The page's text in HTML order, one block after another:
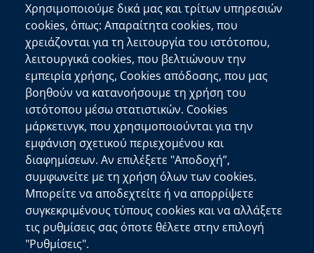
Επικοινωνία
Αποκεντρωμένη Διοίκηση Κρήτης
Πλατεία Κουντουριώτη 71202 Ηράκλειο
Επικοινωνήστε μαζί μας
Χρήσιμοι Σύνδεσμοι
Ελληνική Κυβέρνηση
Ευρωπαϊκή Επιτροπή
Πληροφορίες Ιστότοπου
Διαύγεια
Δήλωση Προσβασιμότητας
Χρησιμοποιούμε δικά μας και τρίτων υπηρεσιών
cookies, όπως: Απαραίτητα cookies, που
χρειάζονται για τη λειτουργία του ιστότοπου,
λειτουργικά cookies, που βελτιώνουν την
εμπειρία χρήσης, Cookies απόδοσης, που μας
βοηθούν να κατανοήσουμε τη χρήση του
ιστότοπου μέσω στατιστικών. Cookies
μάρκετινγκ, που χρησιμοποιούνται για την
εμφάνιση σχετικού περιεχομένου και
διαφημίσεων. Αν επιλέξετε "Αποδοχή”,
συμφωνείτε με τη χρήση όλων των cookies.
Μπορείτε να αποδεχτείτε ή να απορρίψετε
συγκεκριμένους τύπους cookies και να αλλάξετε
τις ρυθμίσεις σας όποτε θέλετε στην επιλογή
"Ρυθμίσεις".